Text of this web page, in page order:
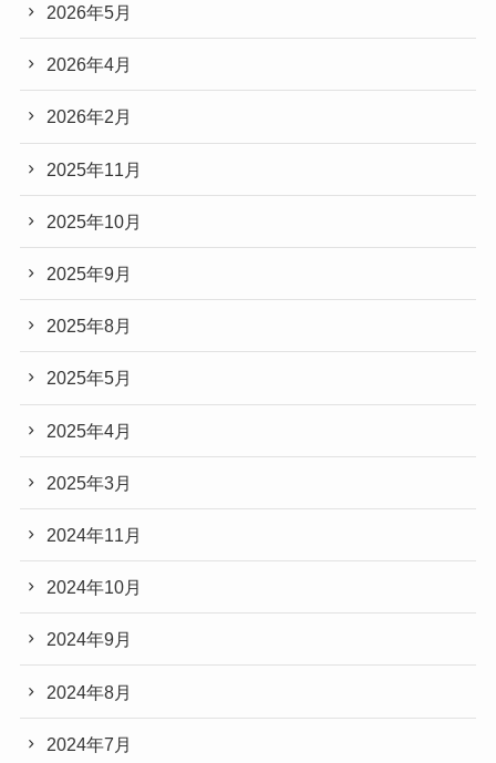
2026年5月
2026年4月
2026年2月
2025年11月
2025年10月
2025年9月
2025年8月
2025年5月
2025年4月
2025年3月
2024年11月
2024年10月
2024年9月
2024年8月
2024年7月